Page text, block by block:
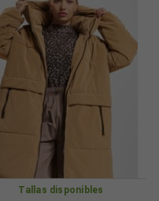
Tallas disponibles